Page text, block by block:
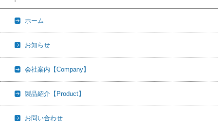
ホーム
お知らせ
会社案内【Company】
製品紹介【Product】
お問い合わせ